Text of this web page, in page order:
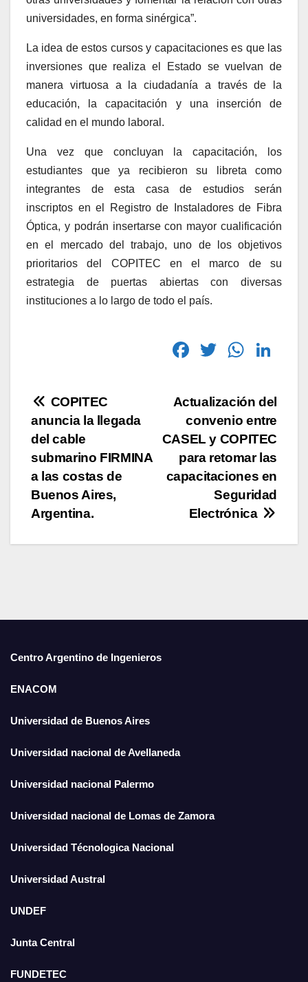
universidades, en forma sinérgica”.
La idea de estos cursos y capacitaciones es que las
inversiones que realiza el Estado se vuelvan de
manera virtuosa a la ciudadanía a través de la
educación, la capacitación y una inserción de
calidad en el mundo laboral.
Una vez que concluyan la capacitación, los
estudiantes que ya recibieron su libreta como
integrantes de esta casa de estudios serán
inscriptos en el Registro de Instaladores de Fibra
Óptica, y podrán insertarse con mayor cualificación
en el mercado del trabajo, uno de los objetivos
prioritarios del COPITEC en el marco de su
estrategia de puertas abiertas con diversas
instituciones a lo largo de todo el país.
F
c
e
b
o
o
k
T
tt
er
W
at
s
A
p
p
k
e
dI
n
Actualización del
convenio entre
CASEL y COPITEC
para retomar las
capacitaciones en
Seguridad
Electrónica
COPITEC
anuncia la llegada
del cable
submarino FIRMINA
a las costas de
Buenos Aires,
Argentina.
Centro Argentino de Ingenieros
ENACOM
Universidad de Buenos Aires
Universidad nacional de Avellaneda
Universidad nacional Palermo
Universidad nacional de Lomas de Zamora
Universidad Técnologica Nacional
Universidad Austral
UNDEF
Junta Central
FUNDETEC